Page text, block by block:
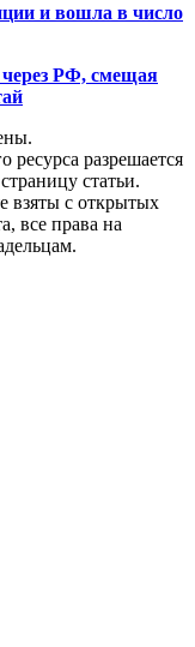
и вошла в число
через РФ, смещая
разрешается
статьи.
взяты с открытых
все права на